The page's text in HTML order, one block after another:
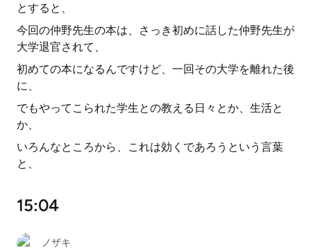
とすると、
今回の仲野先生の本は、さっき初めに話した仲野先生が
大学退官されて、
初めての本になるんですけど、一回その大学を離れた後
に、
でもやってこられた学生との教える日々とか、生活と
か、
いろんなところから、これは効くであろうという言葉
と、
15:04
ノザキ